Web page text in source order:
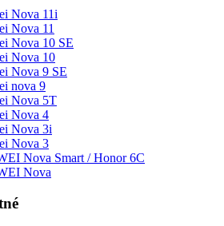
Nova 11i
Nova 11
Nova 10 SE
Nova 10
Nova 9 SE
nova 9
Nova 5T
Nova 4
Nova 3i
Nova 3
Nova Smart / Honor 6C
Nova